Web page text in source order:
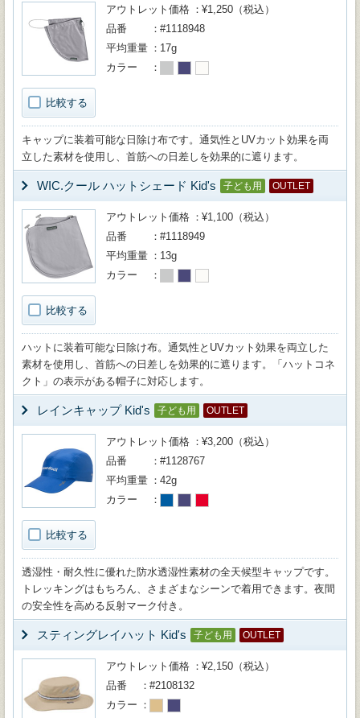
比較する
アウトレット価格
¥1,250（税込）
品番
#1118948
平均重量
17g
カラー
キャップに装着可能な日除け布です。通気性とUVカット効果を両
立した素材を使用し、首筋への日差しを効果的に遮ります。
WIC.クール ハットシェード Kid's 子ども用 OUTLET
比較する
アウトレット価格
¥1,100（税込）
品番
#1118949
平均重量
13g
カラー
ハットに装着可能な日除け布。通気性とUVカット効果を両立した
素材を使用し、首筋への日差しを効果的に遮ります。「ハットコネ
クト」の表示がある帽子に対応します。
レインキャップ Kid's 子ども用 OUTLET
比較する
アウトレット価格
¥3,200（税込）
品番
#1128767
平均重量
42g
カラー
透湿性・耐久性に優れた防水透湿性素材の全天候型キャップです。
トレッキングはもちろん、さまざまなシーンで着用できます。夜間
の安全性を高める反射マーク付き。
スティングレイハット Kid's 子ども用 OUTLET
アウトレット価格
¥2,150（税込）
品番
#2108132
カラー